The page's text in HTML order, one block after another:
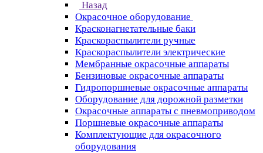
Назад
Окрасочное оборудование
Красконагнетательные баки
Краскораспылители ручные
Краскораспылители электрические
Мембранные окрасочные аппараты
Бензиновые окрасочные аппараты
Гидропоршневые окрасочные аппараты
Оборудование для дорожной разметки
Окрасочные аппараты с пневмоприводом
Поршневые окрасочные аппараты
Комплектующие для окрасочного
оборудования